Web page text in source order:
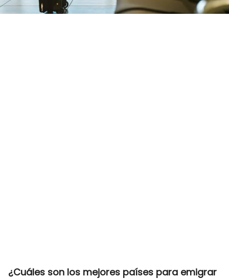
¿Cuáles son los mejores países para emigrar